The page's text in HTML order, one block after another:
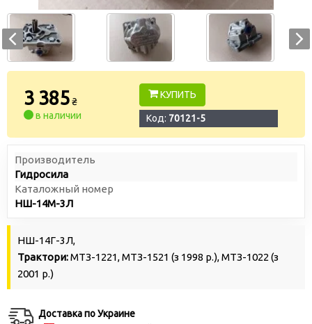
3 385₴
в наличии
КУПИТЬ
Код: 70121-5
Производитель
Гидросила
Каталожный номер
НШ-14М-3Л
НШ-14Г-3Л,
Трактори:МТЗ-1221, МТЗ-1521 (з 1998 р.), МТЗ-1022 (з
2001 р.)
Доставка по Украине